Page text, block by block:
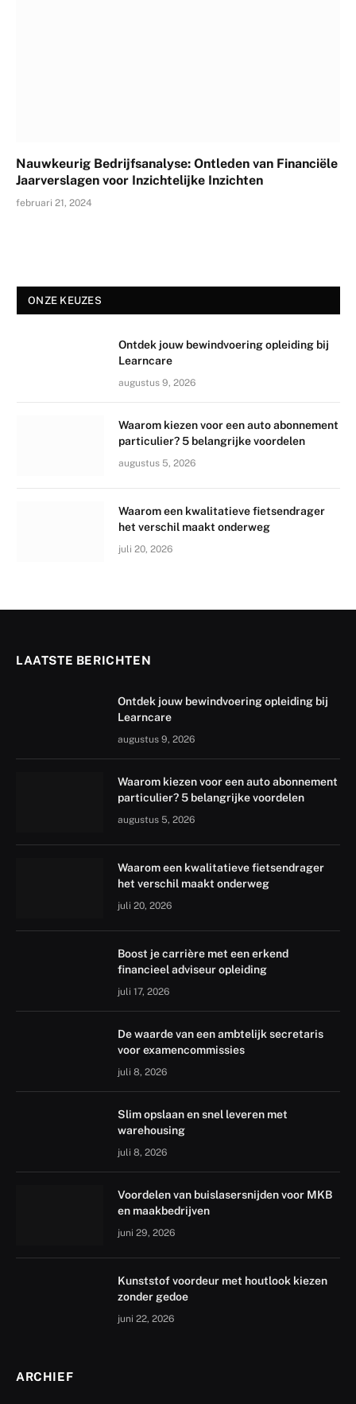
Nauwkeurig Bedrijfsanalyse: Ontleden van Financiële
Jaarverslagen voor Inzichtelijke Inzichten
februari 21, 2024
ONZE KEUZES
Ontdek jouw bewindvoering opleiding bij
Learncare
augustus 9, 2026
Waarom kiezen voor een auto abonnement
particulier? 5 belangrijke voordelen
augustus 5, 2026
Waarom een kwalitatieve fietsendrager
het verschil maakt onderweg
juli 20, 2026
LAATSTE BERICHTEN
Ontdek jouw bewindvoering opleiding bij
Learncare
augustus 9, 2026
Waarom kiezen voor een auto abonnement
particulier? 5 belangrijke voordelen
augustus 5, 2026
Waarom een kwalitatieve fietsendrager
het verschil maakt onderweg
juli 20, 2026
Boost je carrière met een erkend
financieel adviseur opleiding
juli 17, 2026
De waarde van een ambtelijk secretaris
voor examencommissies
juli 8, 2026
Slim opslaan en snel leveren met
warehousing
juli 8, 2026
Voordelen van buislasersnijden voor MKB
en maakbedrijven
juni 29, 2026
Kunststof voordeur met houtlook kiezen
zonder gedoe
juni 22, 2026
ARCHIEF